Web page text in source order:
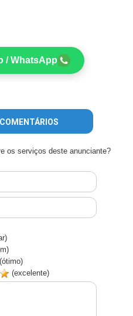
/ WhatsApp
os serviços deste anunciante?
(ótimo)
(excelente)